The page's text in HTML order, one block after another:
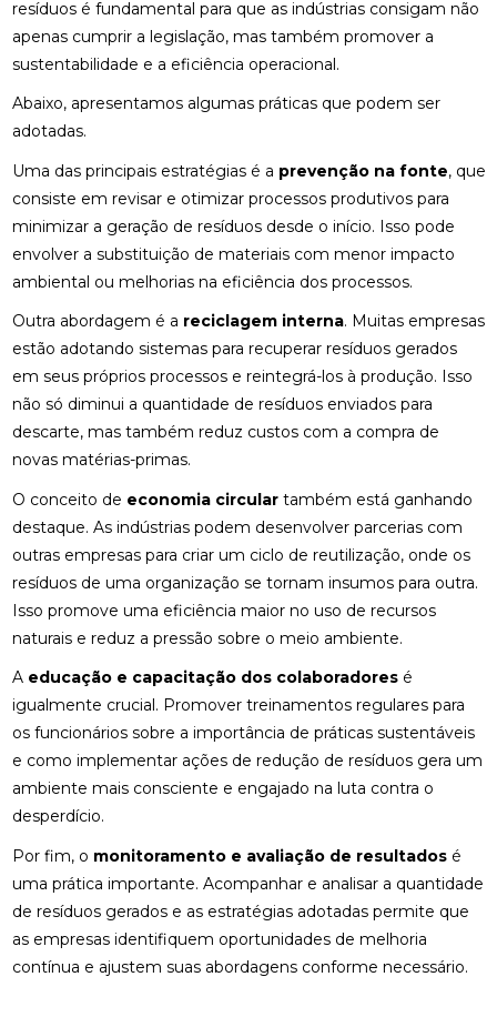
resíduos é fundamental para que as indústrias consigam não
apenas cumprir a legislação, mas também promover a
sustentabilidade e a eficiência operacional.
Abaixo, apresentamos algumas práticas que podem ser
adotadas.
Uma das principais estratégias é a prevenção na fonte, que
consiste em revisar e otimizar processos produtivos para
minimizar a geração de resíduos desde o início. Isso pode
envolver a substituição de materiais com menor impacto
ambiental ou melhorias na eficiência dos processos.
Outra abordagem é a reciclagem interna. Muitas empresas
estão adotando sistemas para recuperar resíduos gerados
em seus próprios processos e reintegrá-los à produção. Isso
não só diminui a quantidade de resíduos enviados para
descarte, mas também reduz custos com a compra de
novas matérias-primas.
O conceito de economia circulartambém está ganhando
destaque. As indústrias podem desenvolver parcerias com
outras empresas para criar um ciclo de reutilização, onde os
resíduos de uma organização se tornam insumos para outra.
Isso promove uma eficiência maior no uso de recursos
naturais e reduz a pressão sobre o meio ambiente.
A educação e capacitação dos colaboradoresé
igualmente crucial. Promover treinamentos regulares para
os funcionários sobre a importância de práticas sustentáveis
e como implementar ações de redução de resíduos gera um
ambiente mais consciente e engajado na luta contra o
desperdício.
Por fim, o monitoramento e avaliação de resultadosé
uma prática importante. Acompanhar e analisar a quantidade
de resíduos gerados e as estratégias adotadas permite que
as empresas identifiquem oportunidades de melhoria
contínua e ajustem suas abordagens conforme necessário.